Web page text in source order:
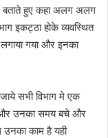
बताते हुए कहा अलग अलग
इकट्ठा होके व्यवस्थित
गया और इनका
सभी विभाग मे एक
उनका समय बचे और
उनका काम है यही